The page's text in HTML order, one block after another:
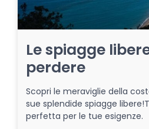
Le spiagge
perdere
Scopri le meraviglie della
sue splendide spiagge
perfetta per le tue esigenze.